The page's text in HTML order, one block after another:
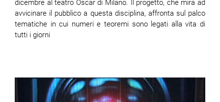
dicembre al teatro Oscar di Milano. Il progetto, che mira ad
avvicinare il pubblico a questa disciplina, affronta sul palco
tematiche in cui numeri e teoremi sono legati alla vita di
tutti i giorni